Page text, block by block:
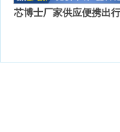
芯博士厂家供应便携出